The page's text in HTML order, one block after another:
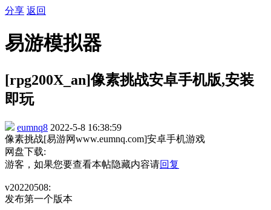
分享 返回
易游模拟器
[rpg200X_an]像素挑战安卓手机版,安装
即玩
eumnq8 2022-5-8 16:38:59
像素挑战[易游网www.eumnq.com]安卓手机游戏
网盘下载:
游客，如果您要查看本帖隐藏内容请回复
v20220508:
发布第一个版本